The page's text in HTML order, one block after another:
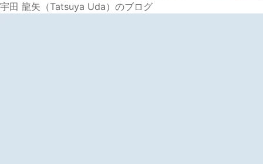
宇田 龍矢（Tatsuya Uda）のブログ